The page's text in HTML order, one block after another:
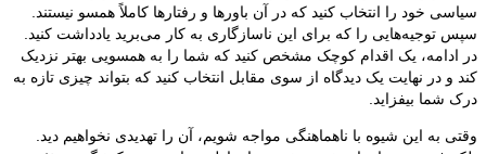
سیاسی خود را انتخاب کنید که در آن باورها و رفتارها کاملاً همسو نیستند.
سپس توجیه‌هایی را که برای این ناسازگاری به کار می‌برید یادداشت کنید.
در ادامه، یک اقدام کوچک مشخص کنید که شما را به همسویی بهتر نزدیک
کند و در نهایت یک دیدگاه از سوی مقابل انتخاب کنید که بتواند چیزی تازه به
درک شما بیفزاید.
وقتی به این شیوه با ناهماهنگی مواجه شویم، آن را تهدیدی نخواهیم دید.